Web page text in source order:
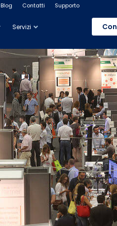
Blog Contatti Supporto
Servizi